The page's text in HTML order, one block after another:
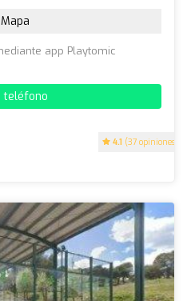
4.1 (37 opiniones)
Mapa
app Playtomic
teléfono